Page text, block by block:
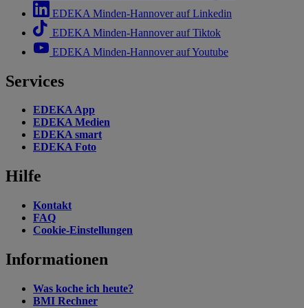
EDEKA Minden-Hannover auf Linkedin
EDEKA Minden-Hannover auf Tiktok
EDEKA Minden-Hannover auf Youtube
Services
EDEKA App
EDEKA Medien
EDEKA smart
EDEKA Foto
Hilfe
Kontakt
FAQ
Cookie-Einstellungen
Informationen
Was koche ich heute?
BMI Rechner